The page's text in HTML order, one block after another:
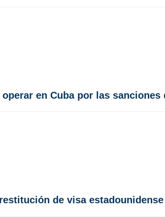
en Cuba por las sanciones
de visa